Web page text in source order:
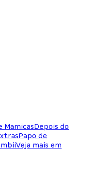
MamicasDepois do
Papo de
Veja mais em